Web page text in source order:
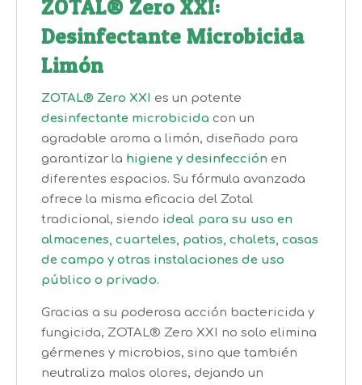
ZOTAL® Zero XXI:
Desinfectante Microbicida
Limón
ZOTAL® Zero XXI es un potente
desinfectante microbicida con un
agradable aroma a limón, diseñado para
garantizar la higiene y desinfección en
diferentes espacios. Su fórmula avanzada
ofrece la misma eficacia del Zotal
tradicional, siendo ideal para su uso en
almacenes, cuarteles, patios, chalets, casas
de campo y otras instalaciones de uso
público o privado.
Gracias a su poderosa acción bactericida y
fungicida, ZOTAL® Zero XXI no solo elimina
gérmenes y microbios, sino que también
neutraliza malos olores, dejando un